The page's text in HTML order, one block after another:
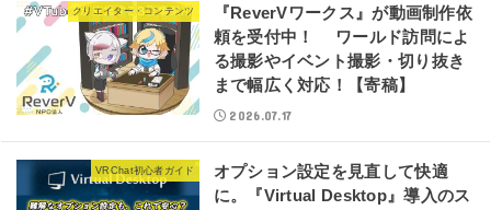
クリエイター・コンテンツ
『ReverVワークス』が動画制作依
頼を受付中！ ワールド訪問によ
る撮影やイベント撮影・切り抜き
まで幅広く対応！【寄稿】
2026.07.17
VRChat初心者ガイド
オプション設定を見直して快適
に。『Virtual Desktop』導入のス